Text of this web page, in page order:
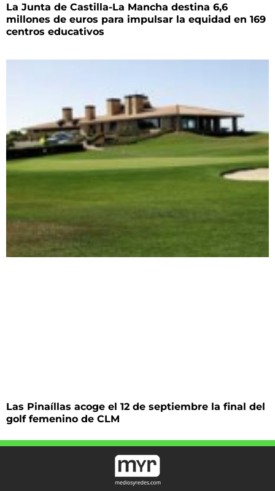
La Junta de Castilla-La Mancha destina 6,6
millones de euros para impulsar la equidad en 169
centros educativos
Las Pinaíllas acoge el 12 de septiembre la final del
golf femenino de CLM